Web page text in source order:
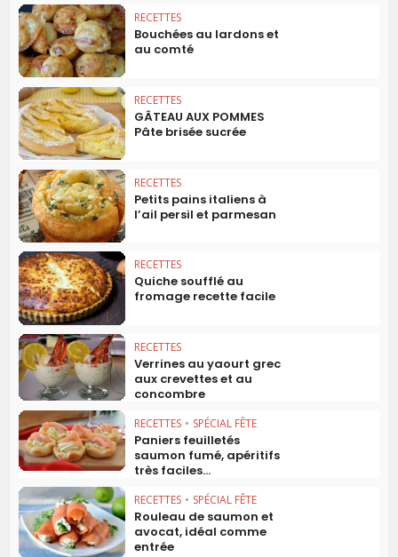
RECETTES
Bouchées au lardons et
au comté
RECETTES
GÂTEAU AUX POMMES
Pâte brisée sucrée
RECETTES
Petits pains italiens à
l’ail persil et parmesan
RECETTES
Quiche soufflé au
fromage recette facile
RECETTES
Verrines au yaourt grec
aux crevettes et au
concombre
RECETTES • SPÉCIAL FÊTE
Paniers feuilletés
saumon fumé, apéritifs
très faciles...
RECETTES • SPÉCIAL FÊTE
Rouleau de saumon et
avocat, idéal comme
entrée